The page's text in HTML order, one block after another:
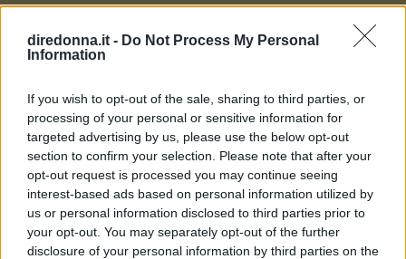
diredonna.it - Do Not Process My Personal
Information
If you wish to opt-out of the sale, sharing to third parties, or
processing of your personal or sensitive information for
targeted advertising by us, please use the below opt-out
section to confirm your selection. Please note that after your
opt-out request is processed you may continue seeing
interest-based ads based on personal information utilized by
us or personal information disclosed to third parties prior to
your opt-out. You may separately opt-out of the further
disclosure of your personal information by third parties on the